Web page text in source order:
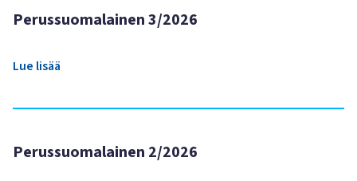
Perussuomalainen 3/2026
Lue lisää
Perussuomalainen 2/2026